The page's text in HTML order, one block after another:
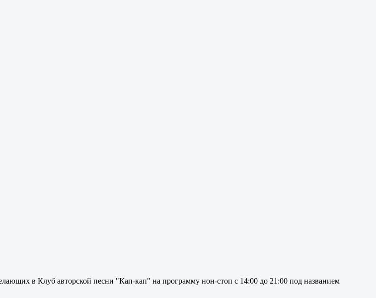
в Клуб авторской песни "Кап-кап" на программу нон-стоп с 14:00 до 21:00 под названием